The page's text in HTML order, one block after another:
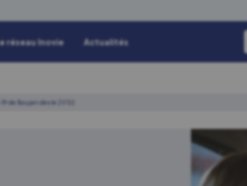
réseau Inovie Actualités
de Boujan dès le 21/02